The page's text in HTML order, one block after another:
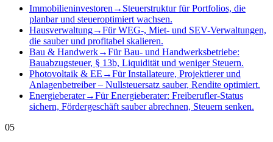
Immobilieninvestoren → Steuerstruktur für Portfolios, die
planbar und steueroptimiert wachsen.
Hausverwaltung→Für WEG-, Miet- und SEV-Verwaltungen,
die sauber und profitabel skalieren.
Bau & Handwerk→Für Bau- und Handwerksbetriebe:
Bauabzugsteuer, § 13b, Liquidität und weniger Steuern.
Photovoltaik & EE →Für Installateure, Projektierer und
Anlagenbetreiber – Nullsteuersatz sauber, Rendite optimiert.
Energieberater→Für Energieberater: Freiberufler-Status
sichern, Fördergeschäft sauber abrechnen, Steuern senken.
05